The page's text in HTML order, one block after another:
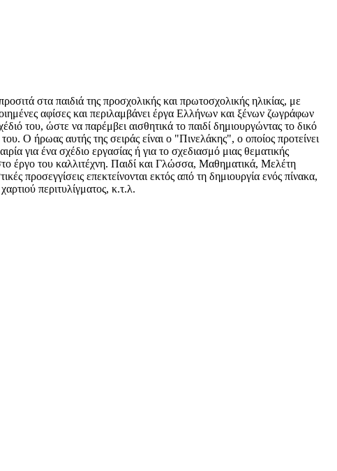
στα παιδιά της προσχολικής και πρωτοσχολικής ηλικίας, με
αφίσες και περιλαμβάνει έργα Ελλήνων και ξένων ζωγράφων
του, ώστε να παρέμβει αισθητικά το παιδί δημιουργώντας το δικό
Ο ήρωας αυτής της σειράς είναι ο "Πινελάκης", ο οποίος προτείνει
για ένα σχέδιο εργασίας ή για το σχεδιασμό μιας θεματικής
έργο του καλλιτέχνη. Παιδί και Γλώσσα, Μαθηματικά, Μελέτη
προσεγγίσεις επεκτείνονται εκτός από τη δημιουργία ενός πίνακα,
περιτυλίγματος, κ.τ.λ.